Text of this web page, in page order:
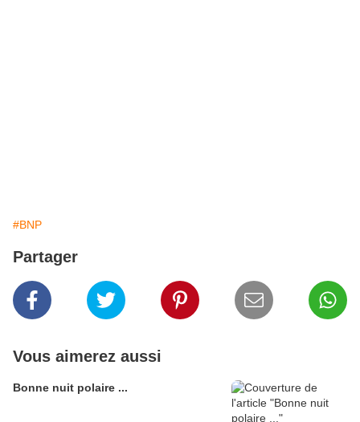
#BNP
Partager
Vous aimerez aussi
Bonne nuit polaire ...